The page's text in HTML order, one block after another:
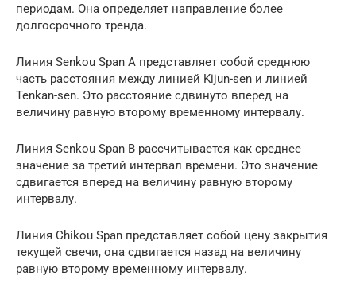
периодам. Она определяет направление более
долгосрочного тренда.
Линия Senkou Span A представляет собой среднюю
часть расстояния между линией Kijun-sen и линией
Tenkan-sen. Это расстояние сдвинуто вперед на
величину равную второму временному интервалу.
Линия Senkou Span B рассчитывается как среднее
значение за третий интервал времени. Это значение
сдвигается вперед на величину равную второму
интервалу.
Линия Chikou Span представляет собой цену закрытия
текущей свечи, она сдвигается назад на величину
равную второму временному интервалу.